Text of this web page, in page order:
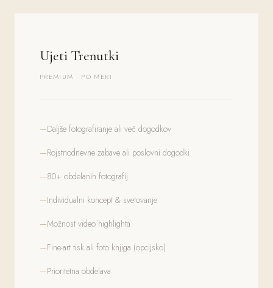
Ujeti Trenutki
PREMIUM · PO MERI
Daljše fotografiranje ali več dogodkov
Rojstnodnevne zabave ali poslovni dogodki
80+ obdelanih fotografij
Individualni koncept & svetovanje
Možnost video highlighta
Fine-art tisk ali foto knjiga (opcijsko)
Prioritetna obdelava